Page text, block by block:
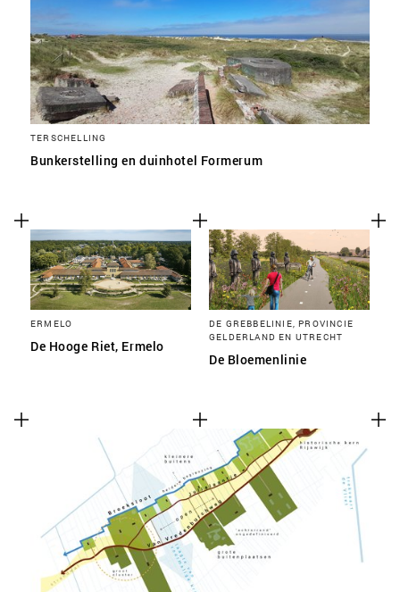
TERSCHELLING
Bunkerstelling en duinhotel Formerum
ERMELO
De Hooge Riet, Ermelo
DE GREBBELINIE, PROVINCIE
GELDERLAND EN UTRECHT
De Bloemenlinie